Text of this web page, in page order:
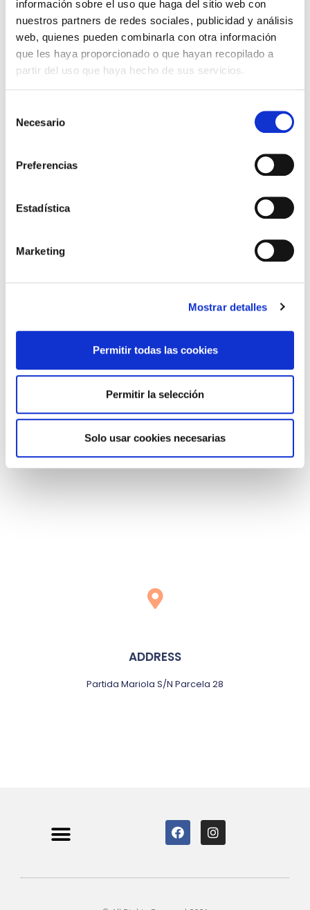
información sobre el uso que haga del sitio web con
nuestros partners de redes sociales, publicidad y análisis
web, quienes pueden combinarla con otra información
que les haya proporcionado o que hayan recopilado a
partir del uso que haya hecho de sus servicios.
Necesario
Preferencias
Estadística
Marketing
Mostrar detalles
Permitir todas las cookies
Permitir la selección
Solo usar cookies necesarias
E-MAIL
renovables@lleida.com
ADDRESS
Partida Mariola S/N Parcela 28